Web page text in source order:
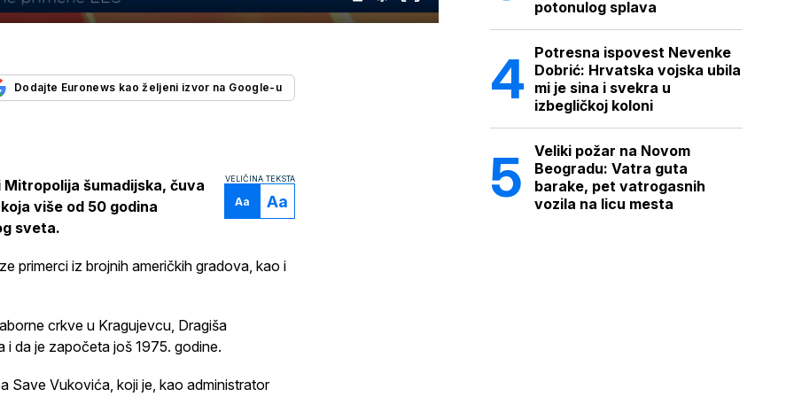
Dodajte Euronews kao željeni izvor na Google-u
VELIČINA TEKSTA
Aa Aa
šumadijska, čuva
više od 50 godina
sveta.
primerci iz brojnih američkih gradova, kao i
crkve u Kragujevcu, Dragiša
i da je započeta još 1975. godine.
Save Vukovića, koji je, kao administrator
potonulog splava
Potresna ispovest Nevenke
Dobrić: Hrvatska vojska ubila
mi je sina i svekra u
izbegličkoj koloni
Veliki požar na Novom
Beogradu: Vatra guta
barake, pet vatrogasnih
vozila na licu mesta